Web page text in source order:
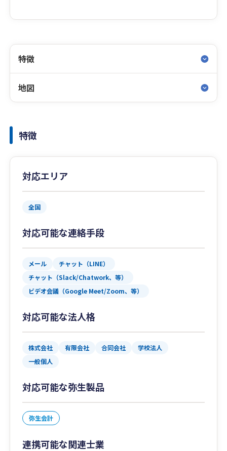
特徴
地図
特徴
対応エリア
全国
対応可能な連絡手段
メール
チャット（LINE）
チャット（Slack/Chatwork、等）
ビデオ会議（Google Meet/Zoom、等）
対応可能な法人格
株式会社 有限会社 合同会社
学校法人
一般個人
対応可能な弥生製品
弥生会計
連携可能な関連士業